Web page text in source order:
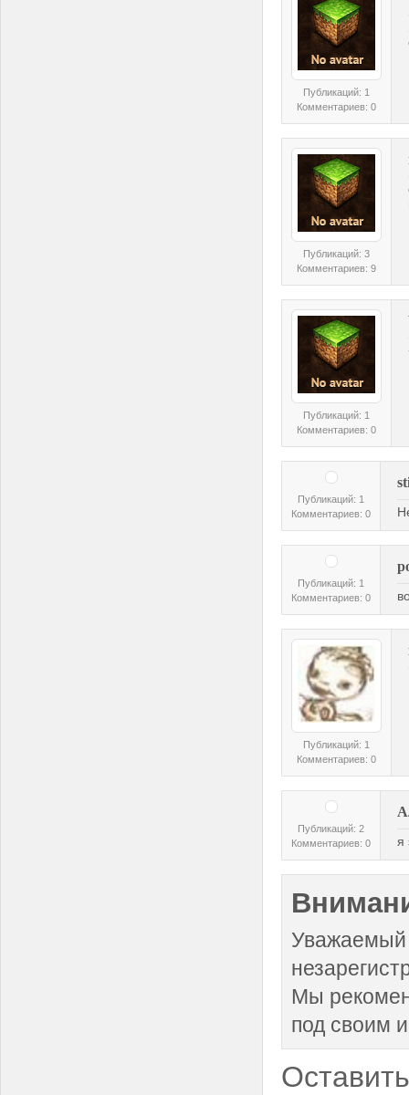
Публикаций: 1
Комментариев: 0
Публикаций: 3
Комментариев: 9
Публикаций: 1
Комментариев: 0
Публикаций: 1
Комментариев: 0
Публикаций: 1
Комментариев: 0
Публикаций: 1
Комментариев: 0
Публикаций: 2
Комментариев: 0
я
Уважаемый
Мы
под своим